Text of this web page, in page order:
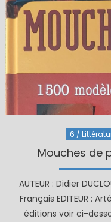
6 /
Mouches de
AUTEUR : Didier
Français EDITEUR :
éditions voir ci-